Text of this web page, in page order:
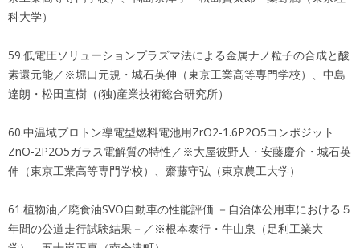
科大学）
59.低電圧ソリューションプラズマ法による金属ナノ粒子の合成と酸
素還元能／※堀口元規・城石英伸（東京工業高等専門学校）、中島
達朗・松田直樹（(独)産業技術総合研究所）
60.中温域プロトン導電型燃料電池用ZrO2-1.6P2O5コンポジット
ZnO-2P2O5ガラス電解質の特性／※大屋彼野人・安藤慶介・城石英
伸（東京工業高等専門学校）、齋藤守弘（東京農工大学）
61.植物油／廃食油SVO自動車の性能評価 －自治体公用車における５
年間の公道走行試験結果－／※根本泰行・牛山泉（足利工業大